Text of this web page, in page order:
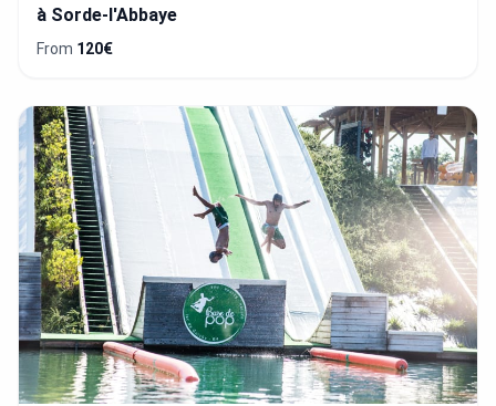
à Sorde-l'Abbaye
From 120€